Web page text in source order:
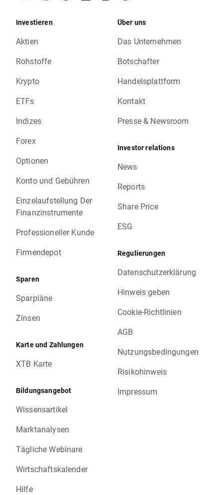
Investieren
Aktien
Rohstoffe
Krypto
ETFs
Indizes
Forex
Optionen
Konto und Gebühren
Einzelaufstellung Der
Finanzinstrumente
Professioneller Kunde
Firmendepot
Sparen
Sparpläne
Zinsen
Karte und Zahlungen
XTB Karte
Bildungsangebot
Wissensartikel
Marktanalysen
Tägliche Webinare
Wirtschaftskalender
Hilfe
Über uns
Das Unternehmen
Botschafter
Handelsplattform
Kontakt
Presse & Newsroom
Investor relations
News
Reports
Share Price
ESG
Regulierungen
Datenschutzerklärung
Hinweis geben
Cookie-Richtlinien
AGB
Nutzungsbedingungen
Risikohinweis
Impressum